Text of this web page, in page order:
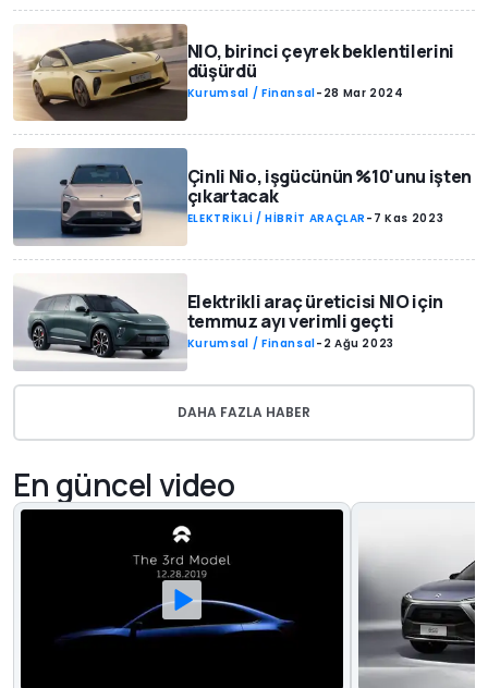
NIO, birinci çeyrek beklentilerini
düşürdü
Kurumsal / Finansal- 28 Mar 2024
Çinli Nio, işgücünün %10'unu işten
çıkartacak
ELEKTRİKLİ / HİBRİT ARAÇLAR - 7 Kas 2023
Elektrikli araç üreticisi NIO için
temmuz ayı verimli geçti
Kurumsal / Finansal- 2 Ağu 2023
DAHA FAZLA HABER
En güncel video